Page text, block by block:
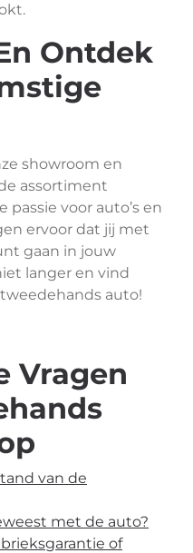
Ontdek
showroom en
assortiment
passie voor auto’s en
ervoor dat jij met
gaan in jouw
langer en vind
auto!
Vragen
van de
met de auto?
of